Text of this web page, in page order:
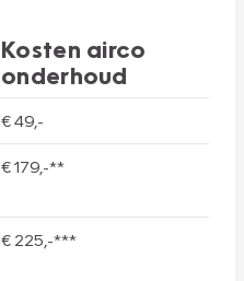
Kosten airco
onderhoud
€ 49,-
€ 179,-**
€ 225,-***